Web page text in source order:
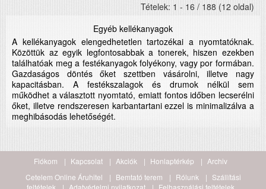
Tételek: 1 - 16 / 188 (12 oldal)
Egyéb kellékanyagok
A kellékanyagok elengedhetetlen tartozékai a nyomtatóknak.
Közöttük az egyik legfontosabbak a tonerek, hiszen ezekben
találhatóak meg a festékanyagok folyékony, vagy por formában.
Gazdaságos döntés őket szettben vásárolni, illetve nagy
kapacitásban. A festékszalagok és drumok nélkül sem
működhet a választott nyomtató, emiatt fontos időben lecserélni
őket, illetve rendszeresen karbantartani ezzel is minimalizálva a
meghibásodás lehetőségét.
Fiókom Kapcsolat Akciók Honlaptérkép
Archiv
Cetelem Online Áruhitel
Bemtató terem Rólunk
Szállítási
feltételek
Adatvédelmi nyilatkozat Felhasználási feltételek